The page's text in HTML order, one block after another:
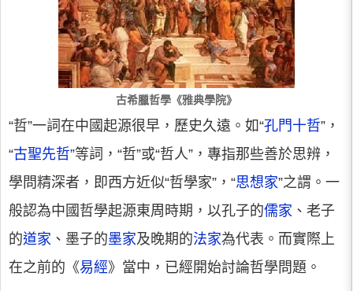
古希臘哲學《雅典學院》
“哲”一詞在中國起源很早，歷史久遠。如“孔門十哲”，
“古聖先哲”等詞，“哲”或“哲人”，專指那些善於思辨，
學問精深者，即西方近似“哲學家”，“思想家”之謂。一
般認為中國哲學起源東周時期，以孔子的儒家 、老子
的道家 、墨子的墨家及晚期的法家為代表。而實際上
在之前的《易經》當中，已經開始討論哲學問題。